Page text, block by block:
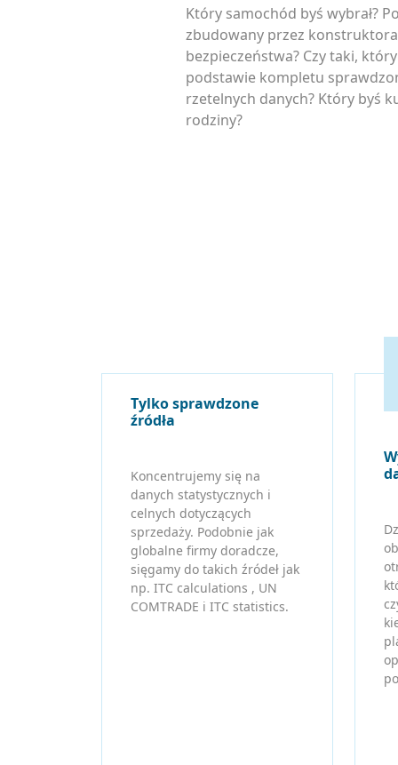
Który samochód byś wybrał?
zbudowany przez
bezpieczeństwa? Czy taki,
podstawie kompletu
rzetelnych danych? Który byś
rodziny?
Tylko sprawdzone
źródła
Koncentrujemy się na
danych statystycznych i
celnych dotyczących
sprzedaży. Podobnie jak
globalne firmy doradcze,
sięgamy do takich źródeł jak
np. ITC calculations , UN
COMTRADE i ITC statistics.